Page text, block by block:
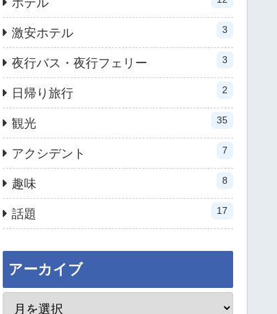
激安ホテル 3
夜行バス・夜行フェリー 3
日帰り旅行 2
観光 35
アクシデント 7
趣味 8
話題 17
アーカイブ